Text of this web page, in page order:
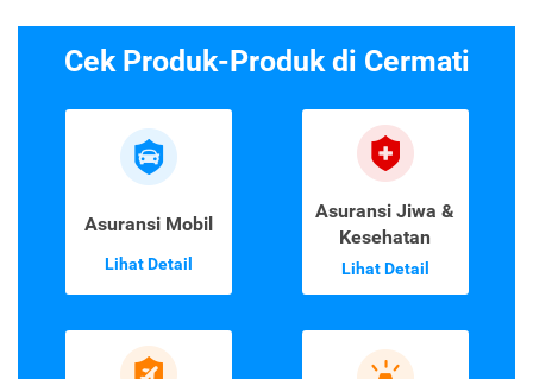
Cek Produk-Produk di Cermati
Asuransi Mobil
Lihat Detail
Asuransi Jiwa &
Kesehatan
Lihat Detail